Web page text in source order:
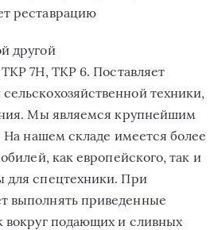
реставрацию
другой
7Н, ТКР 6. Поставляет
техники,
Мы являемся крупнейшим
нашем складе имеется более
как европейского, так и
для спецтехники. При
выполнять приведенные
вокруг подающих и сливных